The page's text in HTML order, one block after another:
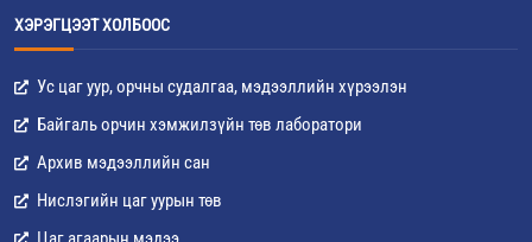
ХЭРЭГЦЭЭТ ХОЛБООС
Ус цаг уур, орчны судалгаа, мэдээллийн хүрээлэн
Байгаль орчин хэмжилзүйн төв лаборатори
Архив мэдээллийн сан
Нислэгийн цаг уурын төв